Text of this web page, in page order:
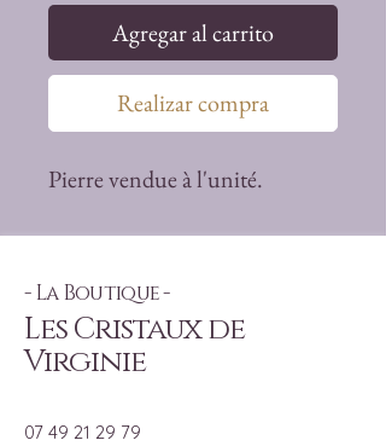
Agregar al carrito
Realizar compra
Pierre vendue à l'unité.
- La Boutique -
Les Cristaux de
Virginie
07 49 21 29 79